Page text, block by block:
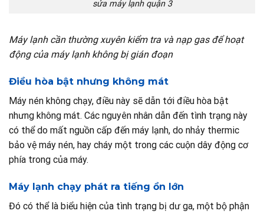
sửa máy lạnh quận 3
Máy lạnh cần thường xuyên kiểm tra và nạp gas để hoạt
động của máy lạnh không bị gián đoạn
Điều hòa bật nhưng không mát
Máy nén không chạy, điều này sẽ dẫn tới điều hòa bật
nhưng không mát. Các nguyên nhân dẫn đến tình trạng này
có thể do mất nguồn cấp đến máy lạnh, do nhảy thermic
bảo vệ máy nén, hay cháy một trong các cuộn dây động cơ
phía trong của máy.
Máy lạnh chạy phát ra tiếng ồn lớn
Đó có thể là biểu hiện của tình trạng bị dư ga, một bộ phận